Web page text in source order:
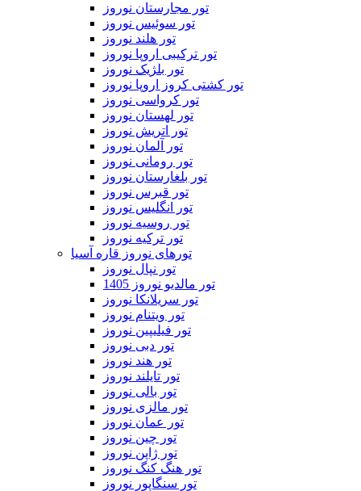
تور مجارستان نوروز
تور سوئیس نوروز
تور هلند نوروز
تور ترکیبی اروپا نوروز
تور بلژیک نوروز
تور کشتی کروز اروپا نوروز
تور کرواسی نوروز
تور لهستان نوروز
تور اتریش نوروز
تور آلمان نوروز
تور رومانی نوروز
تور بلغارستان نوروز
تور قبرس نوروز
تور انگلیس نوروز
تور روسیه نوروز
تور ترکیه نوروز
تورهای نوروز قاره آسیا
تور نپال نوروز
تور مالدیو نوروز 1405
تور سریلانکا نوروز
تور ویتنام نوروز
تور فیلیپین نوروز
تور دبی نوروز
تور هند نوروز
تور تایلند نوروز
تور بالی نوروز
تور مالزی نوروز
تور عمان نوروز
تور چین نوروز
تور ژاپن نوروز
تور هنگ کنگ نوروز
تور سنگاپور نوروز